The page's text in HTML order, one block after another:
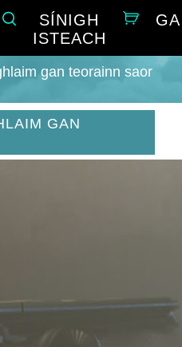
SÍNIGH
ISTEACH
GA
gan teorainn saor
GAN